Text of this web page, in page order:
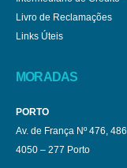
Livro de Reclamações
Links Úteis
MORADAS
PORTO
Av. de França Nº 476, 486
4050 – 277 Porto